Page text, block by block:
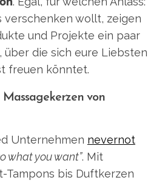
verschenken wollt, zeigen
und Projekte ein paar
über die sich eure Liebsten
freuen könntet.
von
Unternehmen nevernot
what you want”. Mit
Tampons bis Duftkerzen